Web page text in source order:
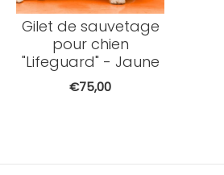
Gilet de sauvetage
pour chien
"Lifeguard" - Jaune
€75,00